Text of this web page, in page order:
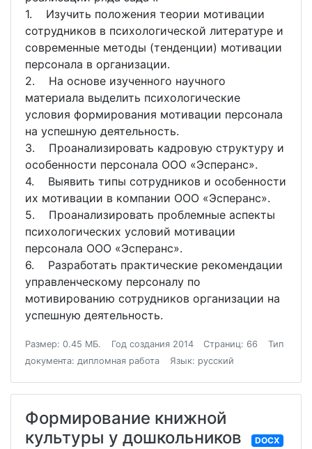
1. Изучить положения теории мотивации
сотрудников в психологической литературе и
современные методы (тенденции) мотивации
персонала в организации.
2. На основе изученного научного
материала выделить психологические
условия формирования мотивации персонала
на успешную деятельность.
3. Проанализировать кадровую структуру и
особенности персонала ООО «Эсперанс».
4. Выявить типы сотрудников и особенности
их мотивации в компании ООО «Эсперанс».
5. Проанализировать проблемные аспекты
психологических условий мотивации
персонала ООО «Эсперанс».
6. Разработать практические рекомендации
управленческому персоналу по
мотивированию сотрудников организации на
успешную деятельность.
Размер: 0.45 МБ. Год создания 2014 Страниц: 66
Тип
документа: дипломная работа
Язык: русский
Формирование книжной
культуры у дошкольников
DOCX